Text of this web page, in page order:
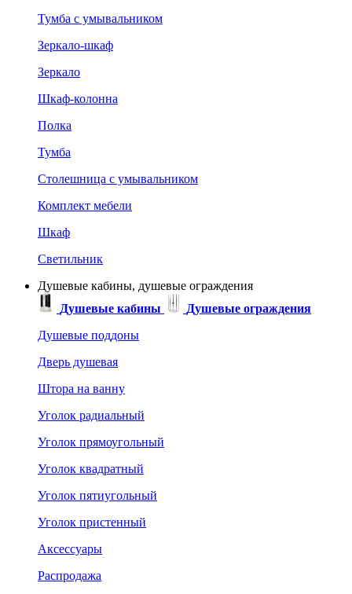
Тумба с умывальником
Зеркало-шкаф
Зеркало
Шкаф-колонна
Полка
Тумба
Столешница с умывальником
Комплект мебели
Шкаф
Светильник
Душевые кабины, душевые ограждения
Душевые кабины
Душевые ограждения
Душевые поддоны
Дверь душевая
Штора на ванну
Уголок радиальный
Уголок прямоугольный
Уголок квадратный
Уголок пятиугольный
Уголок пристенный
Аксессуары
Распродажа